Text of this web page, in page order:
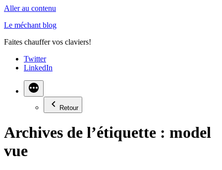
Aller au contenu
Le méchant blog
Faites chauffer vos claviers!
Twitter
LinkedIn
Retour
Archives de l’étiquette : model
vue